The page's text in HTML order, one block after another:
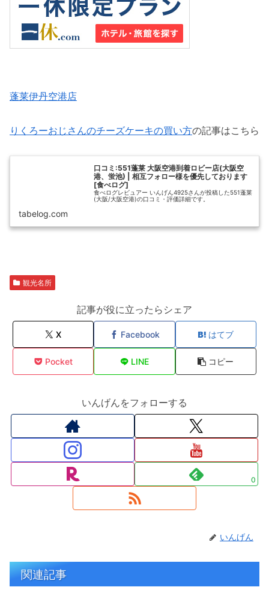
蓬莱伊丹空港店
りくろーおじさんのチーズケーキの買い方の記事はこちら
口コミ:551蓬莱 大阪空港到着ロビー店(大阪空
港、蛍池) | 相互フォロー様を優先しております
[食べログ]
食べログレビュアー いんげん4925さんが投稿した551蓬莱
(大阪/大阪空港)の口コミ・評価詳細です。
tabelog.com
観光名所
記事が役に立ったらシェア
X Facebook はてブ
Pocket LINE コピー
いんげんをフォローする
0
いんげん
関連記事